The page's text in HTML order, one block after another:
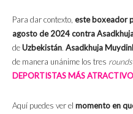
Para dar contexto, este boxeador
agosto de 2024 contra
deUzbekistán. Asadkhuja
de manera unánime los tres rounds
DEPORTISTAS MÁS
Aquí puedes ver el momento en